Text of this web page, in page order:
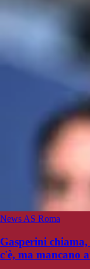
News AS Roma
Gasperini
c'è, ma mancano